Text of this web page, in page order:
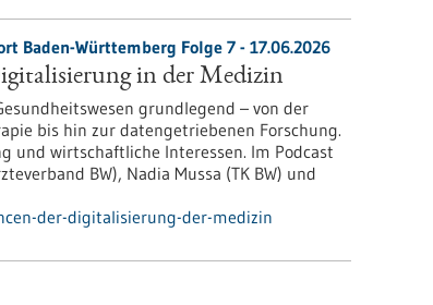
Baden-Württemberg Folge 7 - 17.06.2026
in der Medizin
grundlegend – von der
bis hin zur datengetriebenen Forschung.
und wirtschaftliche Interessen. Im Podcast
BW), Nadia Mussa (TK BW) und
der-digitalisierung-der-medizin